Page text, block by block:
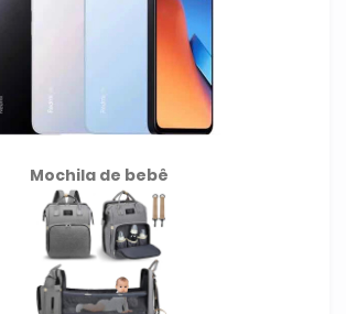
Mochila de bebê